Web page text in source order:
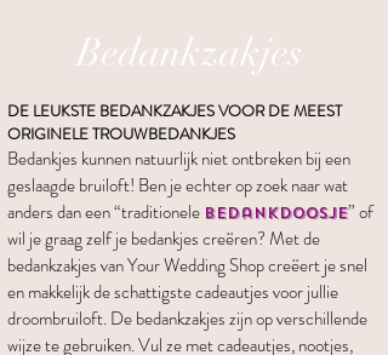
Bedankzakjes
DE LEUKSTE BEDANKZAKJES VOOR DE MEEST
ORIGINELE TROUWBEDANKJES
Bedankjes kunnen natuurlijk niet ontbreken bij een
geslaagde bruiloft! Ben je echter op zoek naar wat
anders dan een “traditionele bedankdoosje” of
wil je graag zelf je bedankjes creëren? Met de
bedankzakjes van Your Wedding Shop creëert je snel
en makkelijk de schattigste cadeautjes voor jullie
droombruiloft. De bedankzakjes zijn op verschillende
wijze te gebruiken. Vul ze met cadeautjes, nootjes,